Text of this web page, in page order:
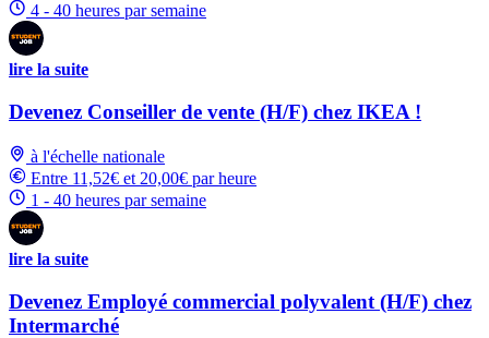
4 - 40 heures par semaine
lire la suite
Devenez Conseiller de vente (H/F) chez IKEA !
à l'échelle nationale
Entre 11,52€ et 20,00€ par heure
1 - 40 heures par semaine
lire la suite
Devenez Employé commercial polyvalent (H/F) chez
Intermarché